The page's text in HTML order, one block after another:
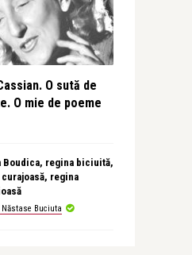
O sută de
O mie de poeme
Boudica, regina biciuită,
regina
Buciuta